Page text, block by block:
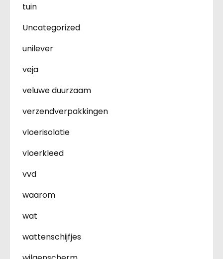
tuin
Uncategorized
unilever
veja
veluwe duurzaam
verzendverpakkingen
vloerisolatie
vloerkleed
vvd
waarom
wat
wattenschijfjes